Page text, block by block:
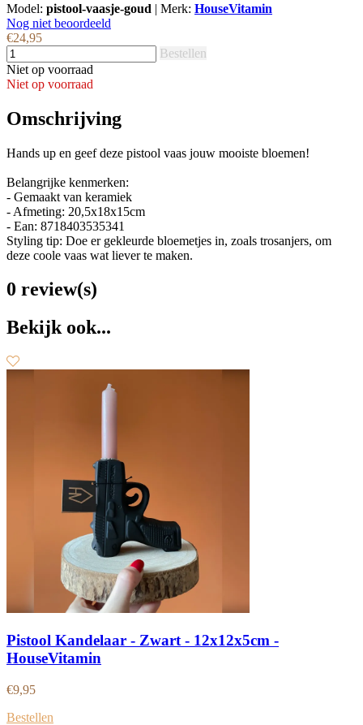
Model: pistool-vaasje-goud | Merk: HouseVitamin
Nog niet beoordeeld
€24,95
Bestellen
Niet op voorraad
Niet op voorraad
Omschrijving
Hands up en geef deze pistool vaas jouw mooiste bloemen!
Belangrijke kenmerken:
- Gemaakt van keramiek
- Afmeting: 20,5x18x15cm
- Ean: 8718403535341
Styling tip: Doe er gekleurde bloemetjes in, zoals trosanjers, om
deze coole vaas wat liever te maken.
0 review(s)
Bekijk ook...
Pistool Kandelaar - Zwart - 12x12x5cm -
HouseVitamin
€9,95
Bestellen